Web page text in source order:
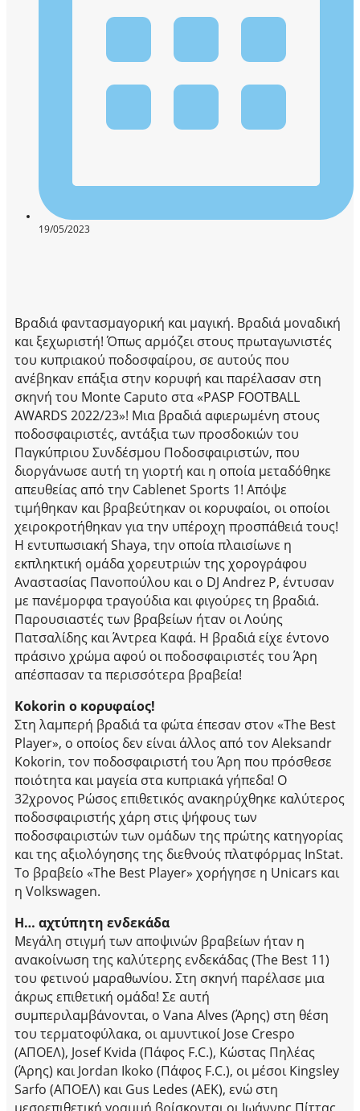
19/05/2023
Βραδιά φαντασμαγορική και μαγική. Βραδιά μοναδική
και ξεχωριστή! Όπως αρμόζει στους πρωταγωνιστές
του κυπριακού ποδοσφαίρου, σε αυτούς που
ανέβηκαν επάξια στην κορυφή και παρέλασαν στη
σκηνή του Monte Caputo στα «PASP FOOTBALL
AWARDS 2022/23»! Μια βραδιά αφιερωμένη στους
ποδοσφαιριστές, αντάξια των προσδοκιών του
Παγκύπριου Συνδέσμου Ποδοσφαιριστών, που
διοργάνωσε αυτή τη γιορτή και η οποία μεταδόθηκε
απευθείας από την Cablenet Sports 1! Απόψε
τιμήθηκαν και βραβεύτηκαν οι κορυφαίοι, οι οποίοι
χειροκροτήθηκαν για την υπέροχη προσπάθειά τους!
Η εντυπωσιακή Shaya, την οποία πλαισίωνε η
εκπληκτική ομάδα χορευτριών της χορογράφου
Αναστασίας Πανοπούλου και ο DJ Andrez P, έντυσαν
με πανέμορφα τραγούδια και φιγούρες τη βραδιά.
Παρουσιαστές των βραβείων ήταν οι Λούης
Πατσαλίδης και Άντρεα Καφά. Η βραδιά είχε έντονο
πράσινο χρώμα αφού οι ποδοσφαιριστές του Άρη
απέσπασαν τα περισσότερα βραβεία!
Kokorin ο κορυφαίος!
Στη λαμπερή βραδιά τα φώτα έπεσαν στον «The Best
Player», ο οποίος δεν είναι άλλος από τον Aleksandr
Kokorin, τον ποδοσφαιριστή του Άρη που πρόσθεσε
ποιότητα και μαγεία στα κυπριακά γήπεδα! Ο
32χρονος Ρώσος επιθετικός ανακηρύχθηκε καλύτερος
ποδοσφαιριστής χάρη στις ψήφους των
ποδοσφαιριστών των ομάδων της πρώτης κατηγορίας
και της αξιολόγησης της διεθνούς πλατφόρμας InStat.
Το βραβείο «The Best Player» χορήγησε η Unicars και
η Volkswagen.
Η… αχτύπητη ενδεκάδα
Μεγάλη στιγμή των αποψινών βραβείων ήταν η
ανακοίνωση της καλύτερης ενδεκάδας (The Best 11)
του φετινού μαραθωνίου. Στη σκηνή παρέλασε μια
άκρως επιθετική ομάδα! Σε αυτή
συμπεριλαμβάνονται, ο Vana Alves (Άρης) στη θέση
του τερματοφύλακα, οι αμυντικοί Jose Crespo
(ΑΠΟΕΛ), Josef Kvida (Πάφος F.C.), Κώστας Πηλέας
(Άρης) και Jordan Ikoko (Πάφος F.C.), οι μέσοι Kingsley
Sarfo (ΑΠΟΕΛ) και Gus Ledes (ΑΕΚ), ενώ στη